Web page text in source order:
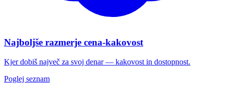
Najboljše razmerje cena-kakovost
Kjer dobiš največ za svoj denar — kakovost in dostopnost.
Poglej seznam